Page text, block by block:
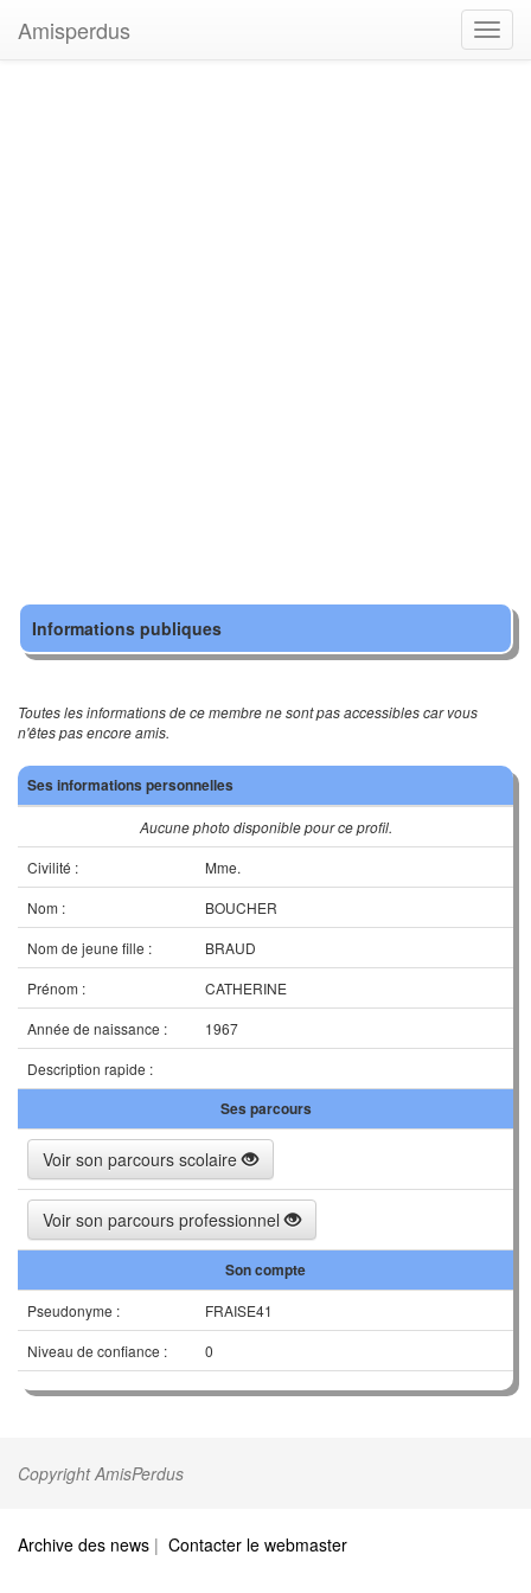
Amisperdus
Informations publiques
Toutes les informations de ce membre ne sont pas accessibles car vous
n'êtes pas encore amis.
Ses informations personnelles
Aucune photo disponible pour ce profil.
Civilité :
Mme.
Nom :
BOUCHER
Nom de jeune fille :
BRAUD
Prénom :
CATHERINE
Année de naissance :
1967
Description rapide :
Ses parcours
Voir son parcours scolaire
Voir son parcours professionnel
Son compte
Pseudonyme :
FRAISE41
Niveau de confiance :
0
Copyright AmisPerdus
Archive des news | Contacter le webmaster